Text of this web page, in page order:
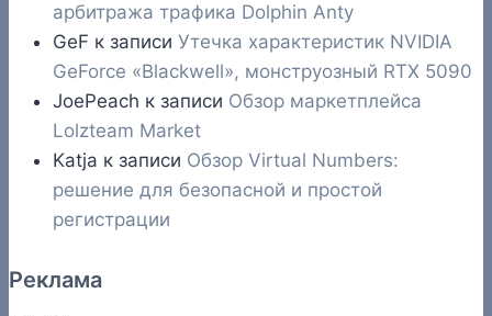
арбитража трафика Dolphin Anty
GeF к записи Утечка характеристик NVIDIA
GeForce «Blackwell», монструозный RTX 5090
JoePeach к записи Обзор маркетплейса
Lolzteam Market
Katja к записи Обзор Virtual Numbers:
решение для безопасной и простой
регистрации
Реклама